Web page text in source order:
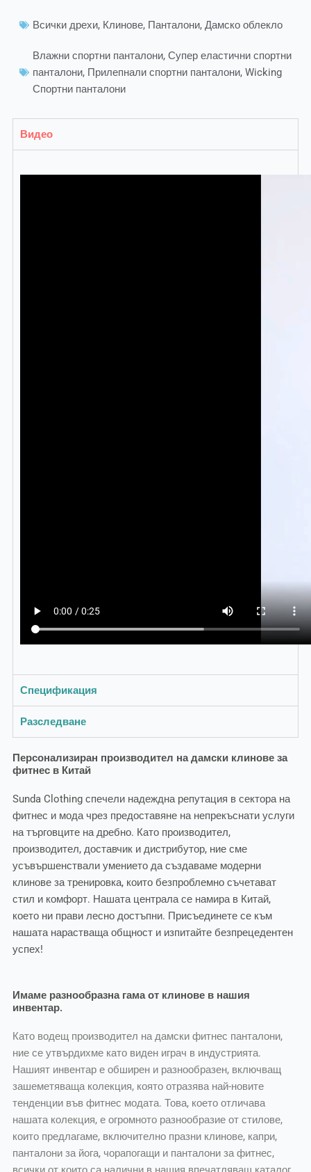
Всички дрехи, Клинове, Панталони, Дамско облекло
Влажни спортни панталони, Супер еластични спортни
панталони, Прилепнали спортни панталони, Wicking
Спортни панталони
Видео
Спецификация
Разследване
Персонализиран производител на дамски клинове за
фитнес в Китай
Sunda Clothing спечели надеждна репутация в сектора на
фитнес и мода чрез предоставяне на непрекъснати услуги
на търговците на дребно. Като производител,
производител, доставчик и дистрибутор, ние сме
усъвършенствали умението да създаваме модерни
клинове за тренировка, които безпроблемно съчетават
стил и комфорт. Нашата централа се намира в Китай,
което ни прави лесно достъпни. Присъединете се към
нашата нарастваща общност и изпитайте безпрецедентен
успех!
Имаме разнообразна гама от клинове в нашия
инвентар.
Като водещ производител на дамски фитнес панталони,
ние се утвърдихме като виден играч в индустрията.
Нашият инвентар е обширен и разнообразен, включващ
зашеметяваща колекция, която отразява най-новите
тенденции във фитнес модата. Това, което отличава
нашата колекция, е огромното разнообразие от стилове,
които предлагаме, включително празни клинове, капри,
панталони за йога, чорапогащи и панталони за фитнес,